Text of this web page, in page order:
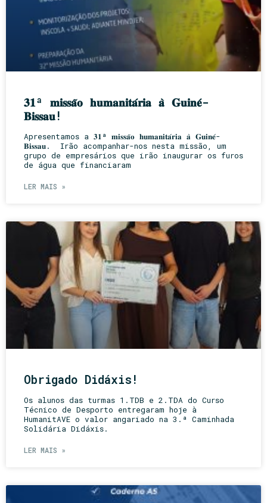
𝟑𝟏ª 𝐦𝐢𝐬𝐬𝐚̃𝐨 𝐡𝐮𝐦𝐚𝐧𝐢𝐭𝐚́𝐫𝐢𝐚 𝐚̀ 𝐆𝐮𝐢𝐧𝐞́-
𝐁𝐢𝐬𝐬𝐚𝐮!
Apresentamos a 𝟑𝟏ª 𝐦𝐢𝐬𝐬𝐚̃𝐨 𝐡𝐮𝐦𝐚𝐧𝐢𝐭𝐚́𝐫𝐢𝐚 𝐚̀ 𝐆𝐮𝐢𝐧𝐞́-
𝐁𝐢𝐬𝐬𝐚𝐮. Irão acompanhar-nos nesta missão, um
grupo de empresários que irão inaugurar os furos
de água que financiaram
LER MAIS »
Obrigado Didáxis!
Os alunos das turmas 1.TDB e 2.TDA do Curso
Técnico de Desporto entregaram hoje à
HumanitAVE o valor angariado na 3.ª Caminhada
Solidária Didáxis.
LER MAIS »